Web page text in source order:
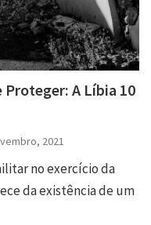
Proteger: A Líbia 10
2021
no exercício da
da existência de um